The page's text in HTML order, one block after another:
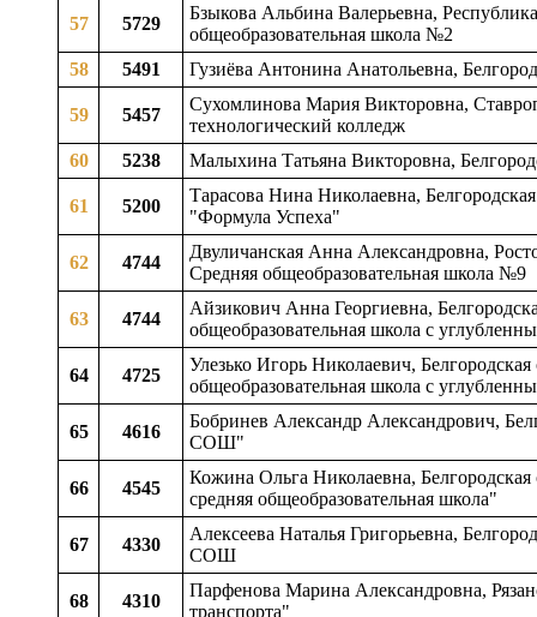
57 5729
Бзыкова Альбина Валерьевна,
общеобразовательная школа №2
58
5491 Гузиёва Антонина Анатольевна,
59 5457
Сухомлинова Мария Викторовна,
технологический колледж
60
5238 Малыхина Татьяна Викторовна,
61 5200
Тарасова Нина Николаевна,
"Формула Успеха"
62 4744
Двуличанская Анна Александровна,
Средняя общеобразовательная школа №9
63 4744
Айзикович Анна Георгиевна,
общеобразовательная школа с
64 4725
Улезько Игорь Николаевич,
общеобразовательная школа с
65 4616
Бобринев Александр Александрович,
СОШ"
66 4545
Кожина Ольга Николаевна,
средняя общеобразовательная школа"
67 4330
Алексеева Наталья Григорьевна,
СОШ
68 4310
Парфенова Марина Александровна,
транспорта"